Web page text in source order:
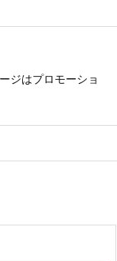
ジはプロモーショ